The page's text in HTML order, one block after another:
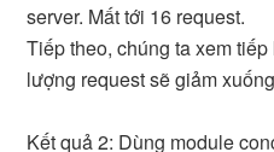
server. Mất tới 16 request.
Tiếp theo, chúng ta xem
lượng request sẽ giảm
Kết quả 2: Dùng module